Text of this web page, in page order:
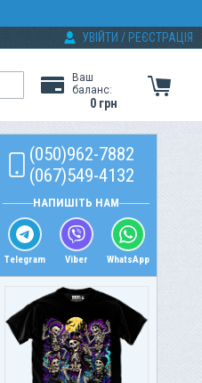
УВІЙТИ / РЕЄСТРАЦІЯ
Ваш
баланс:
0 грн
(050)962-7882
(067)549-4132
НАПИШІТЬ НАМ
Telegram Viber WhatsApp